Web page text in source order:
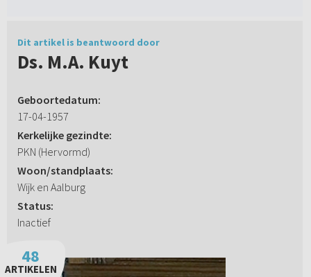
Dit artikel is beantwoord door
Ds. M.A. Kuyt
Geboortedatum:
17-04-1957
Kerkelijke gezindte:
PKN (Hervormd)
Woon/standplaats:
Wijk en Aalburg
Status:
Inactief
48
ARTIKELEN